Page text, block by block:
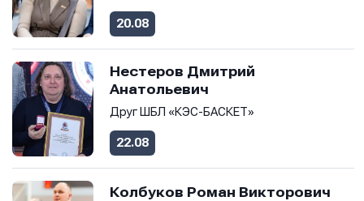
20.08
Нестеров Дмитрий
Анатольевич
Друг ШБЛ «КЭС-БАСКЕТ»
22.08
Колбуков Роман Викторович